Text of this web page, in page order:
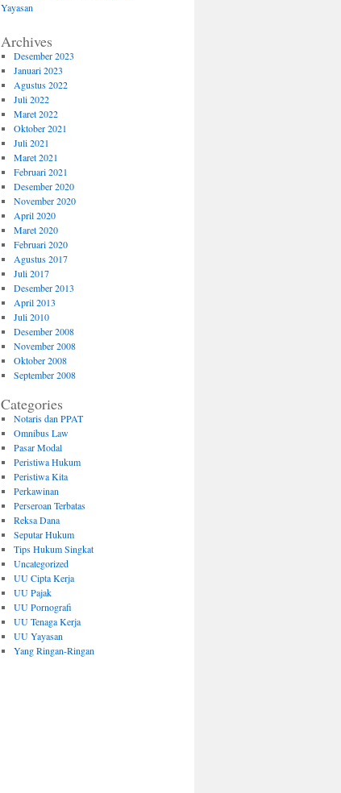
Yayasan
Archives
Desember 2023
Januari 2023
Agustus 2022
Juli 2022
Maret 2022
Oktober 2021
Juli 2021
Maret 2021
Februari 2021
Desember 2020
November 2020
April 2020
Maret 2020
Februari 2020
Agustus 2017
Juli 2017
Desember 2013
April 2013
Juli 2010
Desember 2008
November 2008
Oktober 2008
September 2008
Categories
Notaris dan PPAT
Omnibus Law
Pasar Modal
Peristiwa Hukum
Peristiwa Kita
Perkawinan
Perseroan Terbatas
Reksa Dana
Seputar Hukum
Tips Hukum Singkat
Uncategorized
UU Cipta Kerja
UU Pajak
UU Pornografi
UU Tenaga Kerja
UU Yayasan
Yang Ringan-Ringan